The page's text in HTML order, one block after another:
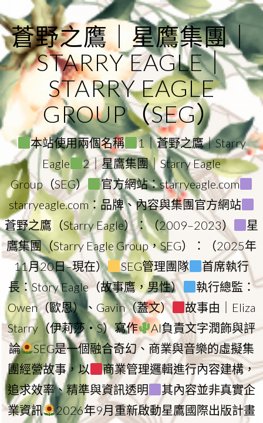
to
content
蒼野之鷹｜星鷹集團｜
STARRY EAGLE｜
STARRY EAGLE
GROUP（SEG）
本站使用兩個名稱
1｜蒼野之鷹｜Starry
Eagle
2｜星鷹集團｜Starry Eagle
Group（SEG）
官方網站：starryeagle.com
starryeagle.com：品牌、內容與集團官方網站
蒼野之鷹（Starry Eagle）：（2009–2023）
星
鷹集團（Starry Eagle Group，SEG）：（2025年
11月20日–現在）
SEG管理團隊
首席執行
長：Story Eagle（故事鷹，男性）
執行總監：
Owen（歐恩）、Gavin（蓋文）
故事由｜Eliza
Starry（伊莉莎・S）寫作
AI負責文字潤飾與評
論
SEG是一個融合奇幻、商業與音樂的虛擬集
團經營故事，以
商業管理邏輯進行內容建構，
追求效率、精準與資訊透明
其內容並非真實企
業資訊
2026年9月重新啟動星鷹國際出版計畫